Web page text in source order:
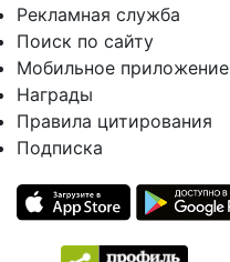
Рекламная служба
Поиск по сайту
Мобильное приложение
Награды
Правила цитирования
Подписка